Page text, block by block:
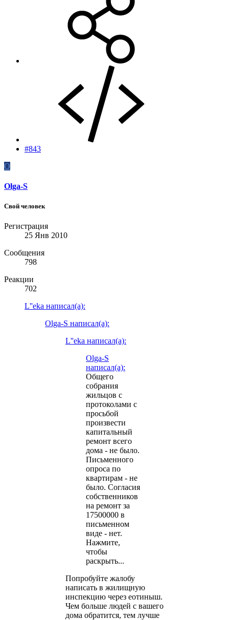
#843
O
Olga-S
Свой человек
Регистрация
25 Янв 2010
Сообщения
798
Реакции
702
L''eka написал(а):
Olga-S написал(а):
L''eka написал(а):
Olga-S
написал(а):
Общего
собрания
жильцов с
протоколами с
просьбой
произвести
капитальный
ремонт всего
дома - не было.
Письменного
опроса по
квартирам - не
было. Согласия
собственников
на ремонт за
17500000 в
письменном
виде - нет.
Нажмите,
чтобы
раскрыть...
Попробуйте жалобу
написать в жилищную
инспекцию через еотиныш.
Чем больше людей с вашего
дома обратится, тем лучше